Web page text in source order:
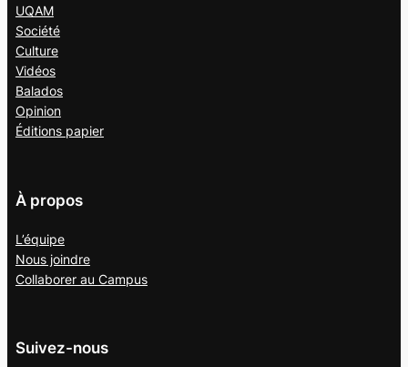
UQAM
Société
Culture
Vidéos
Balados
Opinion
Éditions papier
À propos
L’équipe
Nous joindre
Collaborer au Campus
Suivez-nous